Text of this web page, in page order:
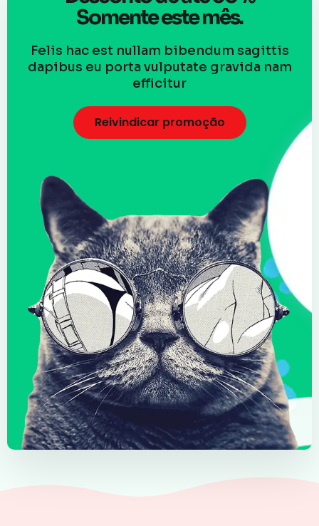
Somente este mês.
Felis hac est nullam bibendum sagittis
dapibus eu porta vulputate gravida nam
efficitur
Reivindicar promoção